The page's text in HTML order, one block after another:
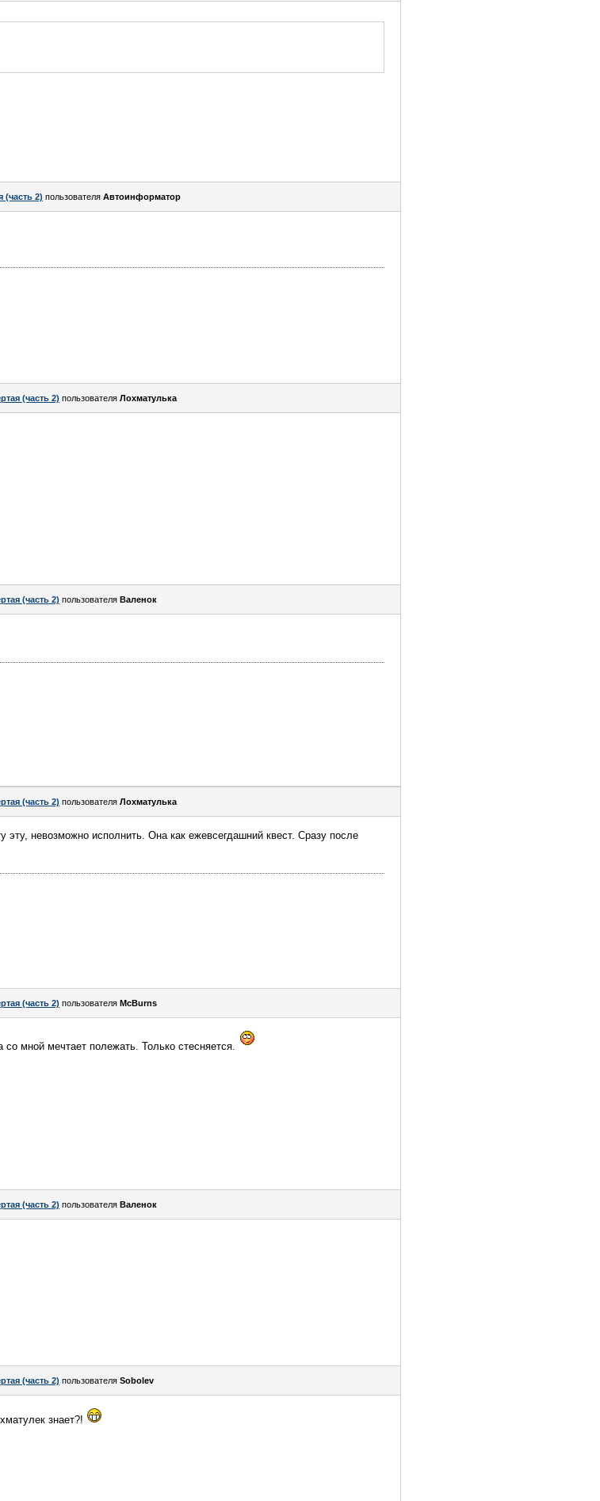
(часть 2) пользователя Автоинформатор
(часть 2) пользователя Лохматулька
(часть 2) пользователя Валенок
(часть 2) пользователя Лохматулька
невозможно исполнить. Она как ежевсегдашний квест. Сразу после
(часть 2) пользователя McBurns
мной мечтает полежать. Только стесняется.
(часть 2) пользователя Валенок
(часть 2) пользователя Sоbоlev
знает?!